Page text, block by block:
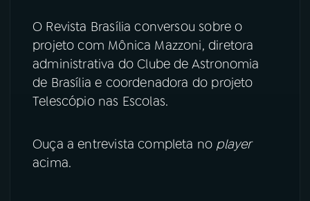
TikTok
O Revista Brasília conversou sobre o
projeto com Mônica Mazzoni, diretora
administrativa do Clube de Astronomia
de Brasília e coordenadora do projeto
Telescópio nas Escolas.
Ouça a entrevista completa no player
acima.